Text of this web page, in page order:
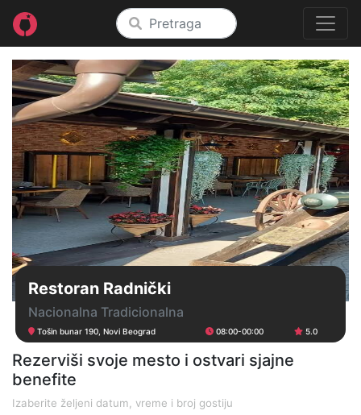
Restoran Radnički
Nacionalna Tradicionalna
Tošin bunar 190, Novi Beograd 08:00-00:00 5.0
Rezerviši svoje mesto i ostvari sjajne
benefite
Izaberite željeni datum, vreme i broj gostiju